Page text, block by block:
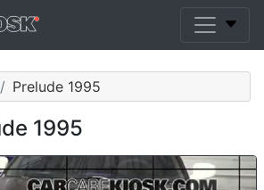
Prelude 1995
1995